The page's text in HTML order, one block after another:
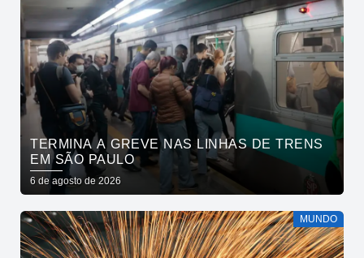
TERMINA A GREVE NAS LINHAS DE TRENS
EM SÃO PAULO
6 de agosto de 2026
MUNDO